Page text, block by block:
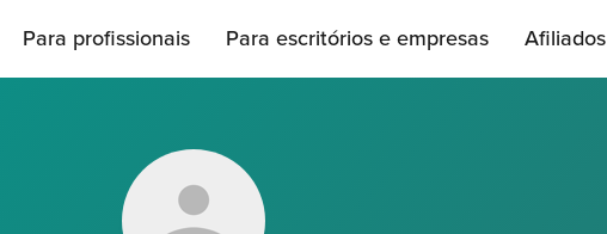
Para profissionais Para escritórios e empresas Afiliados